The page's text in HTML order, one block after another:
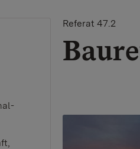
Referat 47.2